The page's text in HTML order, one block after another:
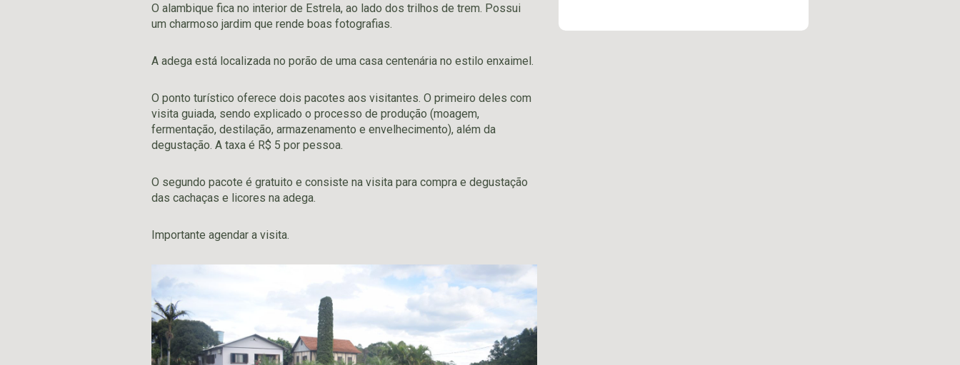
O alambique fica no interior de Estrela, ao lado dos trilhos de trem. Possui
um charmoso jardim que rende boas fotografias.
A adega está localizada no porão de uma casa centenária no estilo enxaimel.
O ponto turístico oferece dois pacotes aos visitantes. O primeiro deles com
visita guiada, sendo explicado o processo de produção (moagem,
fermentação, destilação, armazenamento e envelhecimento), além da
degustação. A taxa é R$ 5 por pessoa.
O segundo pacote é gratuito e consiste na visita para compra e degustação
das cachaças e licores na adega.
Importante agendar a visita.